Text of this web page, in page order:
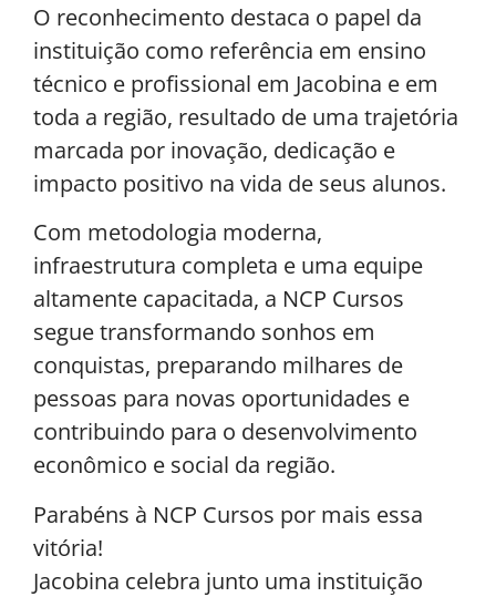
O reconhecimento destaca o papel da
instituição como referência em ensino
técnico e profissional em Jacobina e em
toda a região, resultado de uma trajetória
marcada por inovação, dedicação e
impacto positivo na vida de seus alunos.
Com metodologia moderna,
infraestrutura completa e uma equipe
altamente capacitada, a NCP Cursos
segue transformando sonhos em
conquistas, preparando milhares de
pessoas para novas oportunidades e
contribuindo para o desenvolvimento
econômico e social da região.
Parabéns à NCP Cursos por mais essa
vitória!
Jacobina celebra junto uma instituição